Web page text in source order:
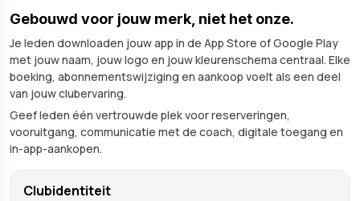
Gebouwd voor jouw merk, niet het onze.
Je leden downloaden jouw app in de App Store of Google Play
met jouw naam, jouw logo en jouw kleurenschema centraal. Elke
boeking, abonnementswijziging en aankoop voelt als een deel
van jouw clubervaring.
Geef leden één vertrouwde plek voor reserveringen,
vooruitgang, communicatie met de coach, digitale toegang en
in-app-aankopen.
Clubidentiteit